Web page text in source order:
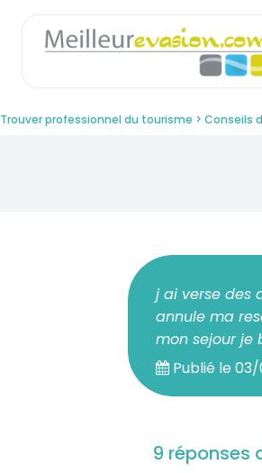
Trouver professionnel du tourisme Conseils
j ai verse des
annule ma
mon sejour je
Publié le03/
9